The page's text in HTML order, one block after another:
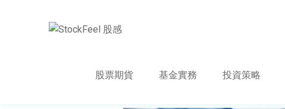
股票期貨 基金實務 投資策略